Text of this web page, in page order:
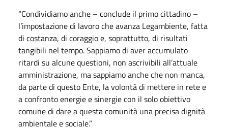
“Condividiamo anche – conclude il primo cittadino –
l’impostazione di lavoro che avanza Legambiente, fatta
di costanza, di coraggio e, soprattutto, di risultati
tangibili nel tempo. Sappiamo di aver accumulato
ritardi su alcune questioni, non ascrivibili all’attuale
amministrazione, ma sappiamo anche che non manca,
da parte di questo Ente, la volontà di mettere in rete e
a confronto energie e sinergie con il solo obiettivo
comune di dare a questa comunità una precisa dignità
ambientale e sociale.”